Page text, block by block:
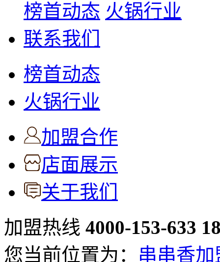
榜首动态 火锅行业
联系我们
榜首动态
火锅行业
加盟合作
店面展示
关于我们
加盟热线 4000-153-633
您当前位置为： 串串香加